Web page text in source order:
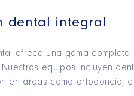
dental integral
ofrece una gama
equipos incluyen
en áreas como ortodoncia,